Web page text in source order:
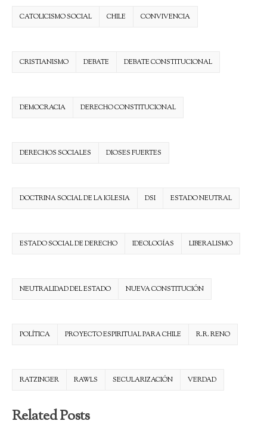
CATOLICISMO SOCIAL CHILE CONVIVENCIA
CRISTIANISMO DEBATE DEBATE CONSTITUCIONAL
DEMOCRACIA DERECHO CONSTITUCIONAL
DERECHOS SOCIALES DIOSES FUERTES
DOCTRINA SOCIAL DE LA IGLESIA DSI ESTADO NEUTRAL
ESTADO SOCIAL DE DERECHO IDEOLOGÍAS LIBERALISMO
NEUTRALIDAD DEL ESTADO NUEVA CONSTITUCIÓN
POLÍTICA PROYECTO ESPIRITUAL PARA CHILE R.R. RENO
RATZINGER RAWLS SECULARIZACIÓN VERDAD
Related Posts